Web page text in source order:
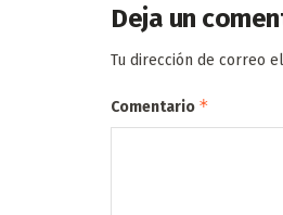
Deja un
Tu dirección de correo
Comentario *